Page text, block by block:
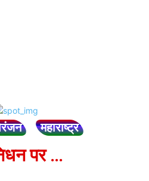
महाराष्ट्र
पर …